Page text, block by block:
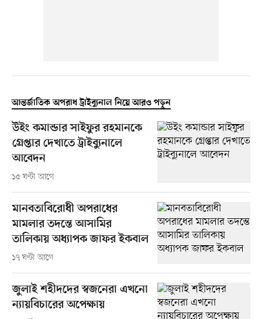
আন্তর্জাতিক অপরাধ ট্রাইব্যুনাল নিয়ে আরও পড়ুন
উইং কমান্ডার সাইফুর রহমানকে
গ্রেপ্তার দেখাতে ট্রাইব্যুনালে
আবেদন
১৫ ঘণ্টা আগে
মানবতাবিরোধী অপরাধের
মামলার তদন্তে আসামির
তালিকায় অধ্যাপক জাফর ইকবাল
১৭ ঘণ্টা আগে
জুলাই শহীদদের স্বজনেরা এখনো
ন্যায়বিচারের অপেক্ষায়